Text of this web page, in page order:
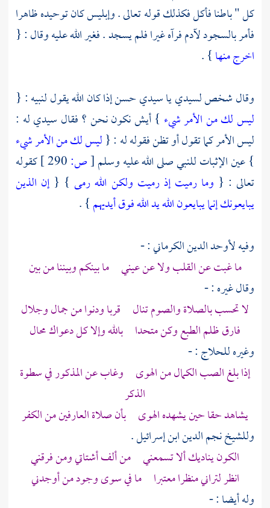
كل " باطنا فأكل فكذلك قوله تعالى . وإبليس كان توحيده ظاهرا
فأمر بالسجودلآدمفرآه غيرا فلم يسجد . فغير الله عليه وقال : {
اخرج منها} .
وقال شخص لسيدي يا سيدي حسن إذا كان الله يقول لنبيه : {
ليس لك من الأمر شيء } أيش نكون نحن ؟ فقال سيدي له :
ليس الأمر كما تقول أو تظن فقوله له : {ليس لك من الأمر شيء
} عين الإثبات للنبي صلى الله عليه وسلم[ص:
كقوله
تعالى : { وما رميت إذ رميت ولكن الله رمى } {إن الذين
يبايعونك إنما يبايعون الله يد الله فوق أيديهم} .
وفيهلأوحد الدين الكرماني: -
ما غبت عن القلب ولا عن عيني ما بينكم وبيننا من بين
وقال غيره : -
لا تحسب بالصلاة والصوم تنال قربا ودنوا من جمال وجلال
فارق ظلم الطبع وكن متحدا بالله وإلا كل دعواك محال
وغيرهللحلاج: -
إذا بلغ الصب الكمال من الهوى وغاب عن المذكور في سطوة
الذكر
يشاهد حقا حين يشهده الهوى بأن صلاة العارفين من الكفر
وللشيخ نجم الدين ابن إسرائيل.
الكون يناديك ألا تسمعني من ألف أشتاتي ومن فرقني
انظر لتراني منظرا معتبرا ما في سوى وجود من أوجدني
وله أيضا : -